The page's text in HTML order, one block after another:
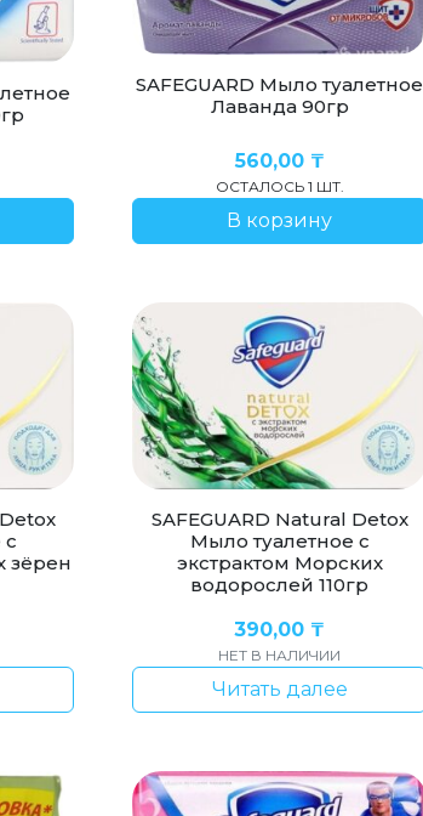
SAFEGUARD Мыло туалетное
Лаванда 90гр
560,00 ₸
ОСТАЛОСЬ 1 ШТ.
В корзину
с
зёрен
SAFEGUARD Natural Detox
Мыло туалетное с
экстрактом Морских
водорослей 110гр
390,00 ₸
НЕТ В НАЛИЧИИ
Читать далее